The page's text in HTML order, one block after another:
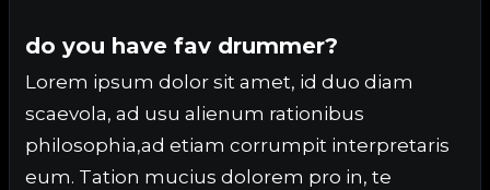
do you have fav drummer?
Lorem ipsum dolor sit amet, id duo diam
scaevola, ad usu alienum rationibus
philosophia,ad etiam corrumpit interpretaris
eum. Tation mucius dolorem pro in, te